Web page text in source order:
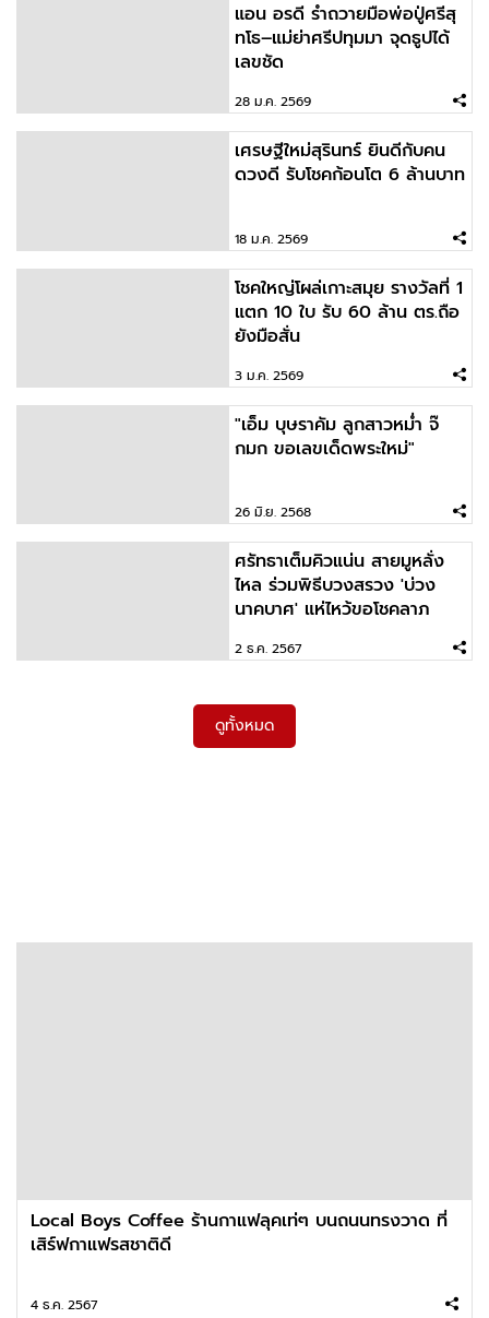
แอน อรดี รำถวายมือพ่อปู่ศรีสุ
ทโธ–แม่ย่าศรีปทุมมา จุดธูปได้
เลขชัด
28 ม.ค. 2569
เศรษฐีใหม่สุรินทร์ ยินดีกับคน
ดวงดี รับโชคก้อนโต 6 ล้านบาท
18 ม.ค. 2569
โชคใหญ่โผล่เกาะสมุย รางวัลที่ 1
แตก 10 ใบ รับ 60 ล้าน ตร.ถือ
ยังมือสั่น
3 ม.ค. 2569
"เอ็ม บุษราคัม ลูกสาวหม่ำ จ๊
กมก ขอเลขเด็ดพระใหม่"
26 มิ.ย. 2568
ศรัทธาเต็มคิวแน่น สายมูหลั่ง
ไหล ร่วมพิธีบวงสรวง 'บ่วง
นาคบาศ' แห่ไหว้ขอโชคลาภ
2 ธ.ค. 2567
ดูทั้งหมด
Local Boys Coffee ร้านกาแฟลุคเท่ๆ บนถนนทรงวาด ที่
เสิร์ฟกาแฟรสชาติดี
4 ธ.ค. 2567